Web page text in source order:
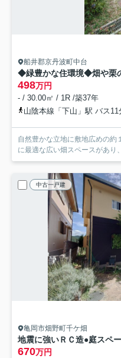
船井郡京丹波町中台
498万円
- / 30.00㎡ / 1R /築37年
山陰本線「下山」駅 バス11分 京丹
自然豊かな立地に敷地広めの約
に最適な広い畑スペースがあり
中古一戸建
亀岡市畑野町千ケ畑
670万円